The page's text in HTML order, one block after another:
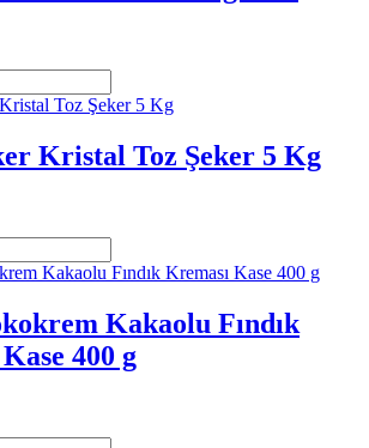
Kristal Toz Şeker 5 Kg
Kakaolu Fındık
400 g